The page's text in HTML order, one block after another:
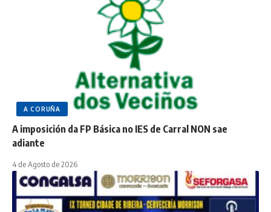
A CORUÑA
A imposición da FP Básica no IES de Carral NON sae
adiante
4 de Agosto de 2026